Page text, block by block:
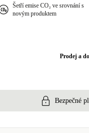
Šetří emise CO₂ ve srovnání s
novým produktem
Prodej a
Bezpečné